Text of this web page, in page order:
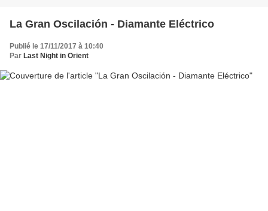
La Gran Oscilación - Diamante Eléctrico
Publié le 17/11/2017 à 10:40
Par Last Night in Orient